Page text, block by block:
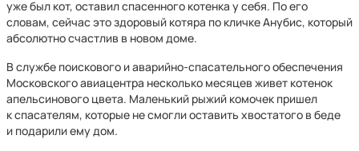
уже был кот, оставил спасенного котенка у себя. По его
словам, сейчас это здоровый котяра по кличке Анубис, который
абсолютно счастлив в новом доме.
В службе поискового и аварийно-спасательного обеспечения
Московского авиацентра несколько месяцев живет котенок
апельсинового цвета. Маленький рыжий комочек пришел
к спасателям, которые не смогли оставить хвостатого в беде
и подарили ему дом.